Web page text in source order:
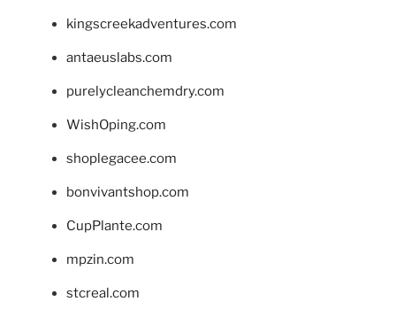
kingscreekadventures.com
antaeuslabs.com
purelycleanchemdry.com
WishOping.com
shoplegacee.com
bonvivantshop.com
CupPlante.com
mpzin.com
stcreal.com